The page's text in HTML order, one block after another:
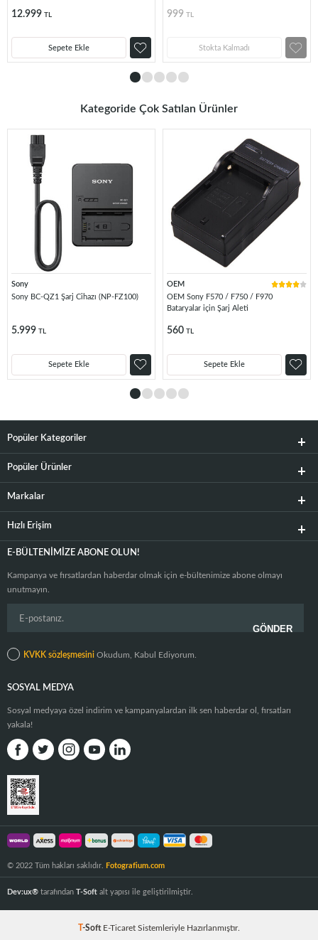
12.999 TL
Sepete Ekle
999 TL
Stokta Kalmadı
Kategoride Çok Satılan Ürünler
Sony
Sony BC-QZ1 Şarj Cihazı (NP-FZ100)
5.999 TL
Sepete Ekle
OEM
OEM Sony F570 / F750 / F970
Bataryalar için Şarj Aleti
560 TL
Sepete Ekle
Popüler Kategoriler
Popüler Ürünler
Markalar
Hızlı Erişim
E-BÜLTENIMIZE ABONE OLUN!
Kampanya ve fırsatlardan haberdar olmak için e-bültenimize abone olmayı
unutmayın.
KVKK sözleşmesini Okudum, Kabul Ediyorum.
SOSYAL MEDYA
Sosyal medyaya özel indirim ve kampanyalardan ilk sen haberdar ol, fırsatları
yakala!
© 2022 Tüm hakları saklıdır. Fotografium.com
Dev:ux® tarafından T-Soft alt yapısı ile geliştirilmiştir.
T-Soft E-Ticaret Sistemleriyle Hazırlanmıştır.